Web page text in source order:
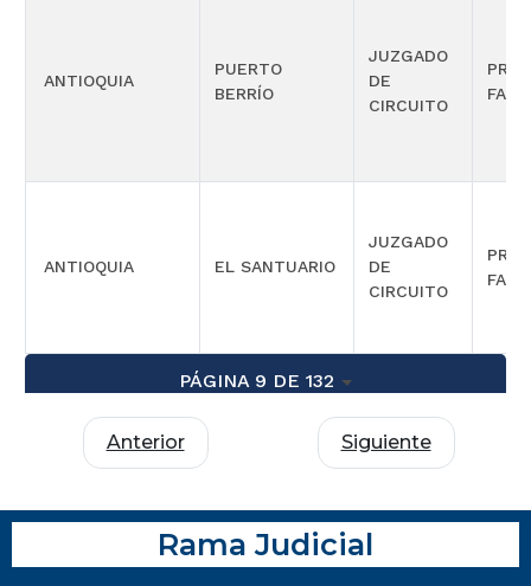
ANTIOQUIA
PUERTO
BERRÍO
JUZGADO
DE
CIRCUITO
ANTIOQUIA EL SANTUARIO
JUZGADO
DE
CIRCUITO
PÁGINA 9 DE 132
Anterior Siguiente
Rama Judicial